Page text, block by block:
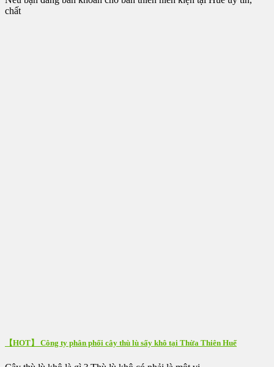
chất
【HOT】 Công ty phân phối cây thù lù sấy khô tại Thừa Thiên Huế